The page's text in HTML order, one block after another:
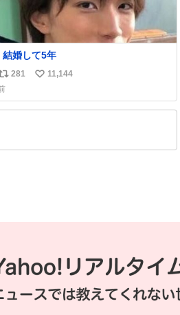
交際中 結婚して5年
リ
281
い
ね
11,144